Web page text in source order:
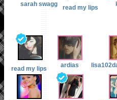
sarah swagg read my lips
read my lips ardias